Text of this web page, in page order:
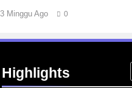
3 Minggu Ago 0
Highlights